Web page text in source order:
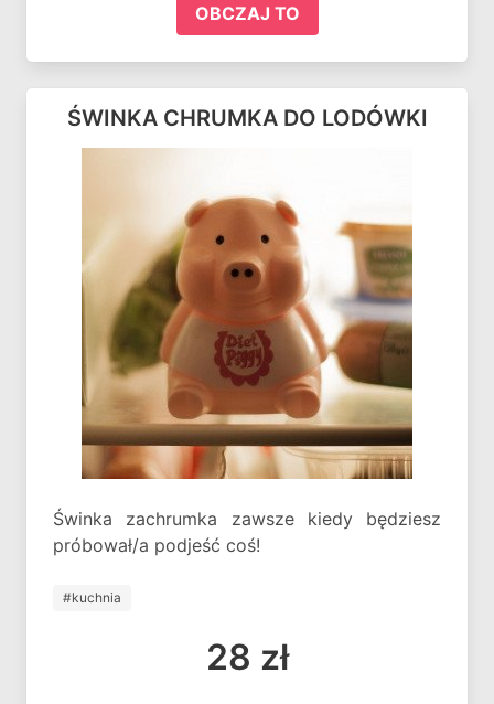
OBCZAJ TO
ŚWINKA CHRUMKA DO LODÓWKI
Świnka zachrumka zawsze kiedy będziesz
próbował/a podjeść coś!
#kuchnia
28 zł